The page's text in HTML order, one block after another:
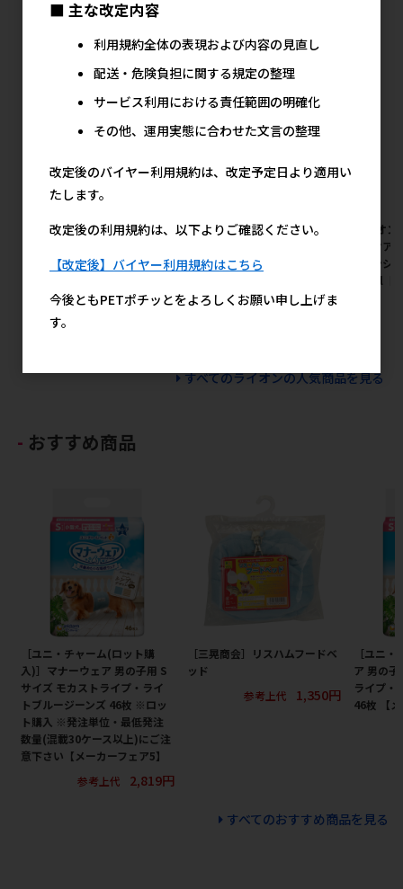
ライオンの人気商品
[ライオン]PETKISS ワンちゃ
ササミサンド 100g【メーカー
メーカー希望小売価格
[ライオン]ペットキレイ 泡リ
230ml【メーカーフェア10】
823円
[ライオ
げんケア
スインシ
150ml【
すべてのライオンの人気商品を見る
おすすめ商品
［ユニ・チャーム(ロット購
入)］マナーウェア 男の子用 S
サイズ モカストライプ・ライ
トブルージーンズ 46枚 ※ロッ
ト購入 ※発注単位・最低発注
数量(混載30ケース以上)にご注
意下さい【メーカーフェア5】
参考上代
2,819円
［三晃商会］リスハムフードベ
ッド
参考上代
1,350円
［ユニ
ア 男の
ライプ・
46枚 【
すべてのおすすめ商品を見る
■ 主な改定内容
利用規約全体の表現および内容の見直し
配送・危険負担に関する規定の整理
サービス利用における責任範囲の明確化
その他、運用実態に合わせた文言の整理
改定後のバイヤー利用規約は、改定予定日より適用い
たします。
改定後の利用規約は、以下よりご確認ください。
【改定後】バイヤー利用規約はこちら
今後ともPETポチッとをよろしくお願い申し上げま
す。